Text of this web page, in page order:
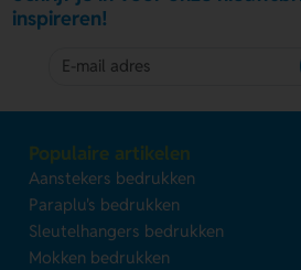
inspireren!
Populaire artikelen
Aanstekers bedrukken
Paraplu's bedrukken
Sleutelhangers bedrukken
Mokken bedrukken